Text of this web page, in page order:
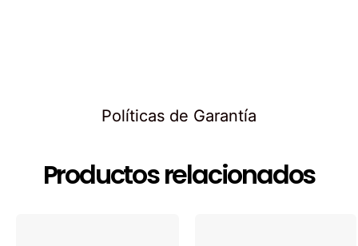
Políticas de Garantía
Productos relacionados